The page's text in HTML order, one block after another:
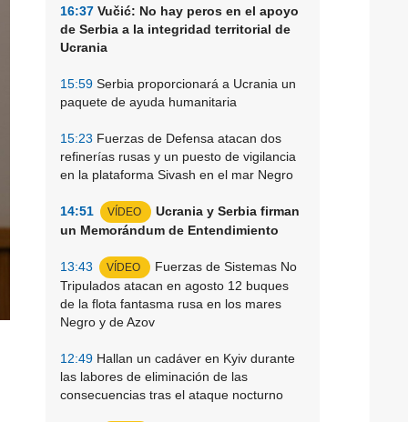
16:37 Vučić: No hay peros en el apoyo
de Serbia a la integridad territorial de
Ucrania
15:59 Serbia proporcionará a Ucrania un
paquete de ayuda humanitaria
15:23 Fuerzas de Defensa atacan dos
refinerías rusas y un puesto de vigilancia
en la plataforma Sivash en el mar Negro
14:51 VÍDEO
Ucrania y Serbia firman
un Memorándum de Entendimiento
13:43 VÍDEO
Fuerzas de Sistemas No
Tripulados atacan en agosto 12 buques
de la flota fantasma rusa en los mares
Negro y de Azov
12:49 Hallan un cadáver en Kyiv durante
las labores de eliminación de las
consecuencias tras el ataque nocturno